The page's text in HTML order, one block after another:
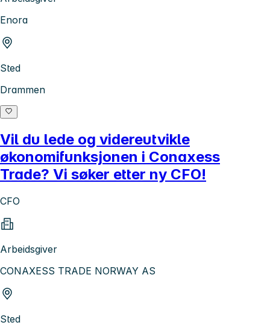
Enora
Sted
Drammen
Vil du lede og videreutvikle
økonomifunksjonen i Conaxess
Trade? Vi søker etter ny CFO!
CFO
Arbeidsgiver
CONAXESS TRADE NORWAY AS
Sted